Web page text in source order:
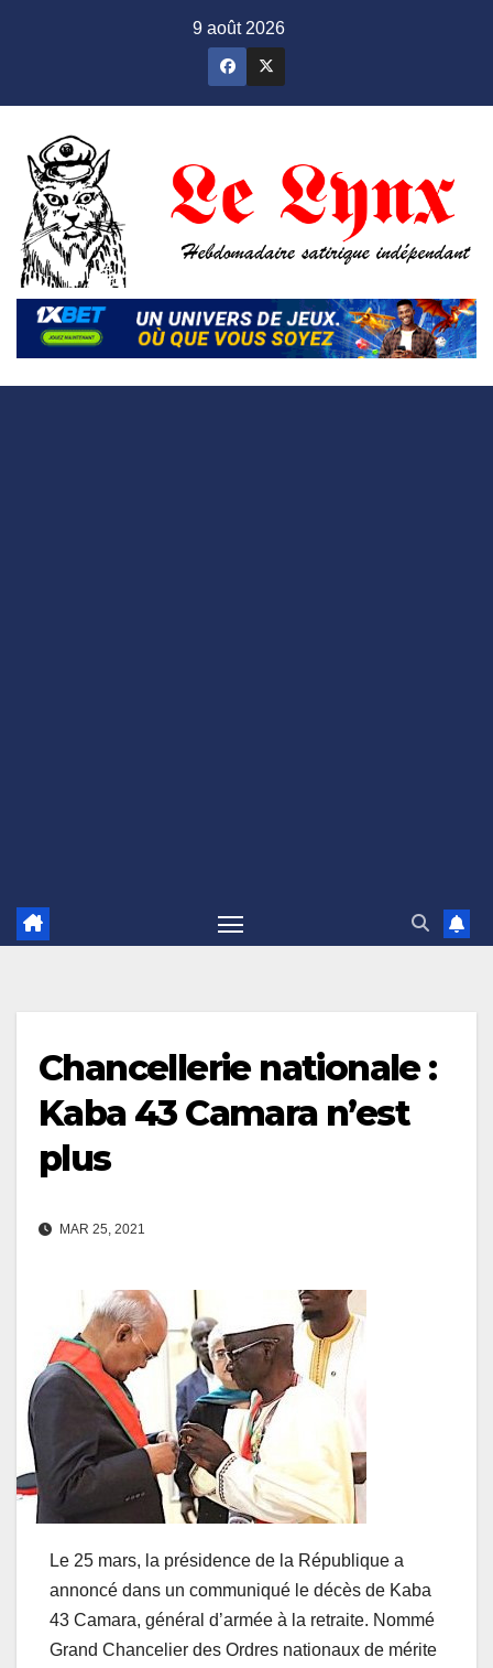
9 août 2026
Chancellerie nationale :
Kaba 43 Camara n’est
plus
MAR 25, 2021
Le 25 mars, la présidence de la République a
annoncé dans un communiqué le décès de Kaba
43 Camara, général d’armée à la retraite. Nommé
Grand Chancelier des Ordres nationaux de mérite